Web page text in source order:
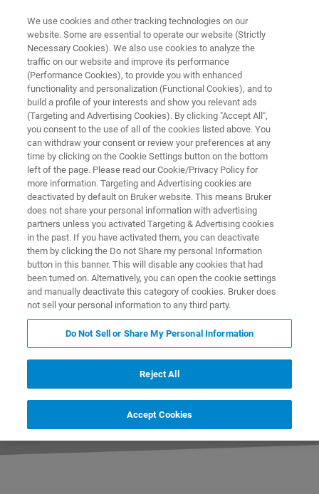
核分子イメージング
同時収集のPET/MR
マウスやラットのPET/MR同時イメージング
用のPET Insertは、最高の感度を持つPETと組
み合わせたマルチパラメトリックMRIによ
り、形状と機能を同時に解明することのでき
るユニークな技術です。
We use cookies and other tracking technologies on our
website. Some are essential to operate our website (Strictly
Necessary Cookies). We also use cookies to analyze the
traffic on our website and improve its performance
(Performance Cookies), to provide you with enhanced
functionality and personalization (Functional Cookies), and to
build a profile of your interests and show you relevant ads
(Targeting and Advertising Cookies). By clicking "Accept All",
you consent to the use of all of the cookies listed above. You
can withdraw your consent or review your preferences at any
time by clicking on the Cookie Settings button on the bottom
left of the page. Please read our Cookie/Privacy Policy for
more information. Targeting and Advertising cookies are
deactivated by default on Bruker website. This means Bruker
does not share your personal information with advertising
partners unless you activated Targeting & Advertising cookies
in the past. If you have activated them, you can deactivate
them by clicking the Do not Share my personal Information
button in this banner. This will disable any cookies that had
been turned on. Alternatively, you can open the cookie settings
and manually deactivate this category of cookies. Bruker does
not sell your personal information to any third party.
Do Not Sell or Share My Personal Information
Reject All
Accept Cookies